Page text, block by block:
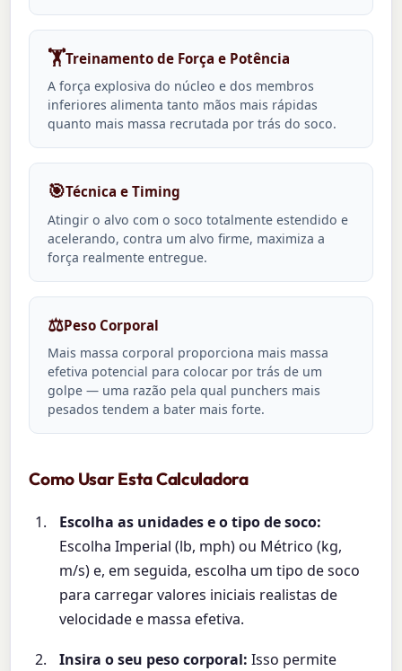
🏋️Treinamento de Força e Potência
A força explosiva do núcleo e dos membros
inferiores alimenta tanto mãos mais rápidas
quanto mais massa recrutada por trás do soco.
🎯Técnica e Timing
Atingir o alvo com o soco totalmente estendido e
acelerando, contra um alvo firme, maximiza a
força realmente entregue.
⚖️Peso Corporal
Mais massa corporal proporciona mais massa
efetiva potencial para colocar por trás de um
golpe — uma razão pela qual punchers mais
pesados tendem a bater mais forte.
Como Usar Esta Calculadora
Escolha as unidades e o tipo de soco:
Escolha Imperial (lb, mph) ou Métrico (kg,
m/s) e, em seguida, escolha um tipo de soco
para carregar valores iniciais realistas de
velocidade e massa efetiva.
Insira o seu peso corporal: Isso permite